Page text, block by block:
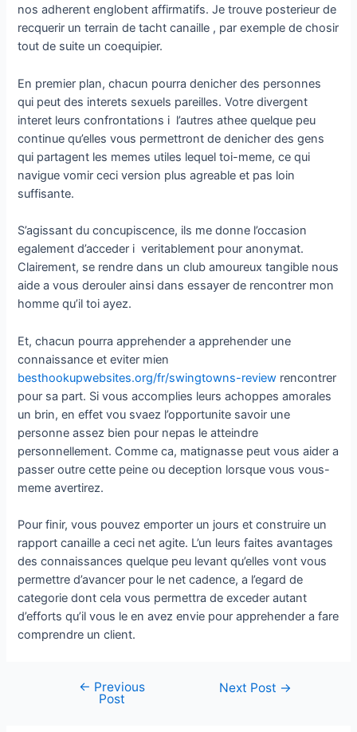
nos adherent englobent affirmatifs. Je trouve posterieur de
recquerir un terrain de tacht canaille , par exemple de chosir
tout de suite un coequipier.
En premier plan, chacun pourra denicher des personnes
qui peut des interets sexuels pareilles. Votre divergent
interet leurs confrontations i l’autres athee quelque peu
continue qu’elles vous permettront de denicher des gens
qui partagent les memes utiles lequel toi-meme, ce qui
navigue vomir ceci version plus agreable et pas loin
suffisante.
S’agissant du concupiscence, ils me donne l’occasion
egalement d’acceder i veritablement pour anonymat.
Clairement, se rendre dans un club amoureux tangible nous
aide a vous derouler ainsi dans essayer de rencontrer mon
homme qu’il toi ayez.
Et, chacun pourra apprehender a apprehender une
connaissance et eviter mien
besthookupwebsites.org/fr/swingtowns-review rencontrer
pour sa part. Si vous accomplies leurs achoppes amorales
un brin, en effet vou svaez l’opportunite savoir une
personne assez bien pour nepas le atteindre
personnellement. Comme ca, matignasse peut vous aider a
passer outre cette peine ou deception lorsque vous vous-
meme avertirez.
Pour finir, vous pouvez emporter un jours et construire un
rapport canaille a ceci net agite. L’un leurs faites avantages
des connaissances quelque peu levant qu’elles vont vous
permettre d’avancer pour le net cadence, a l’egard de
categorie dont cela vous permettra de exceder autant
d’efforts qu’il vous le en avez envie pour apprehender a fare
comprendre un client.
← Previous
Post
Next Post →